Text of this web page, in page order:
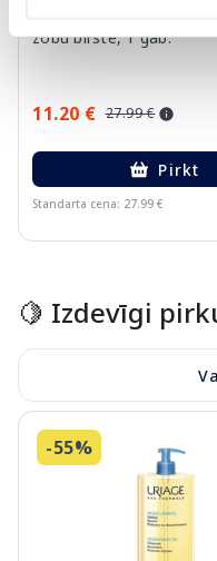
zobu birste, 1 gab.
11.20 € 27.99 €
Pirkt
Standarta cena: 27.99 €
🍋 Izdevīgi
-55%